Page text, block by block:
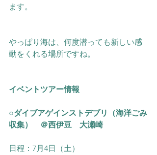
ます。
やっぱり海は、何度潜っても新しい感
動をくれる場所ですね。
イベントツアー情報
○ダイブアゲインストデブリ（海洋ごみ
収集）　＠西伊豆　大瀬崎
日程：7月4日（土）